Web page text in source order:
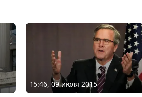
15:46, 09 июля 2015